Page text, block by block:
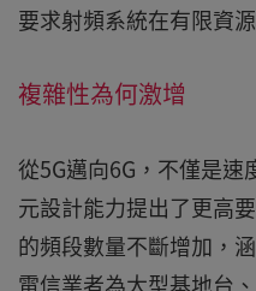
要求射頻系統在有限資
複雜性為何激增
從5G邁向6G，不僅是
元設計能力提出了更高
的頻段數量不斷增加，